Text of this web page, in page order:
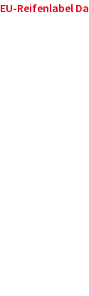
EU-Reifenlabel